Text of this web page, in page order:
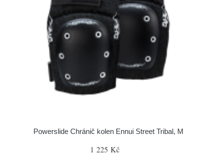
Powerslide Chránič kolen Ennui Street Tribal, M
1 225 Kč